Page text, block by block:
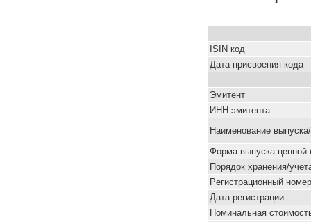
ISIN код
Дата присвоения кода
Эмитент
ИНН эмитента
Наименование
Форма выпуска ценной
Порядок хранения/
Pегистрационный номер
Дата регистрации
Номинальная